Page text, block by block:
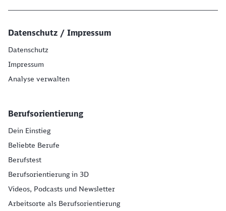
Datenschutz / Impressum
Datenschutz
Impressum
Analyse verwalten
Berufsorientierung
Dein Einstieg
Beliebte Berufe
Berufstest
Berufsorientierung in 3D
Videos, Podcasts und Newsletter
Arbeitsorte als Berufsorientierung